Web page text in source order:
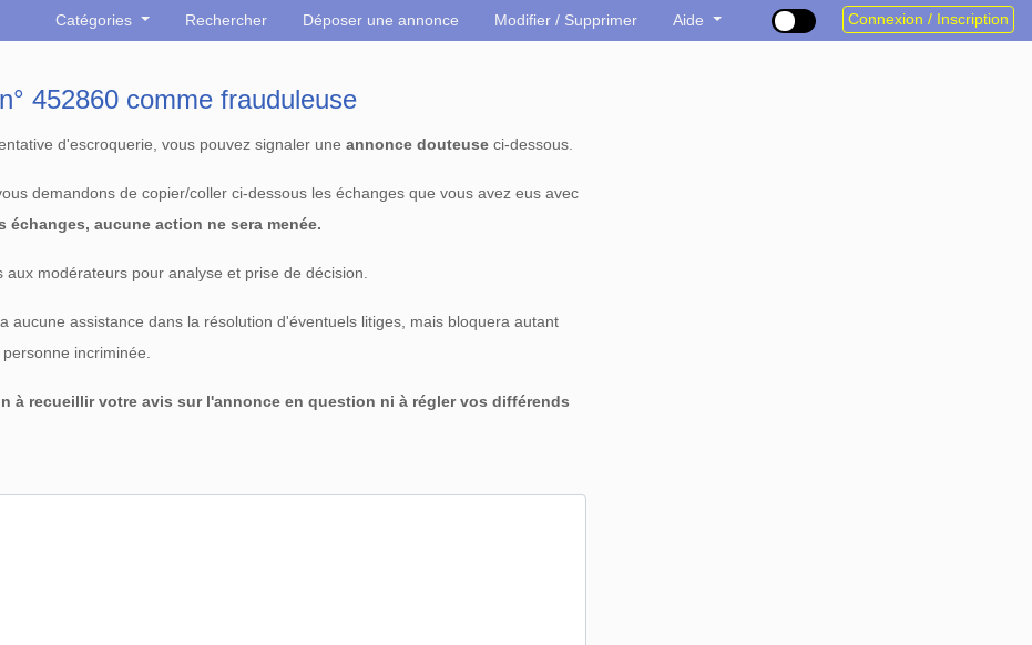
Catégories Rechercher Déposer une annonce Modifier / Supprimer Aide Connexion / Inscription
452860 comme frauduleuse
d'escroquerie, vous pouvez signaler une annonce douteuse ci-dessous.
demandons de copier/coller ci-dessous les échanges que vous avez eus avec
échanges, aucune action ne sera menée.
modérateurs pour analyse et prise de décision.
aucune assistance dans la résolution d'éventuels litiges, mais bloquera autant
incriminée.
à recueillir votre avis sur l'annonce en question ni à régler vos différends